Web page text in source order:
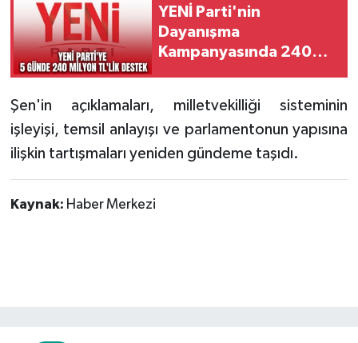
YENİ Parti'nin
Dayanışma
Kampanyasında 240
Şen'in açıklamaları, milletvekilliği sisteminin
işleyişi, temsil anlayışı ve parlamentonun yapısına
ilişkin tartışmaları yeniden gündeme taşıdı.
Kaynak: Haber Merkezi